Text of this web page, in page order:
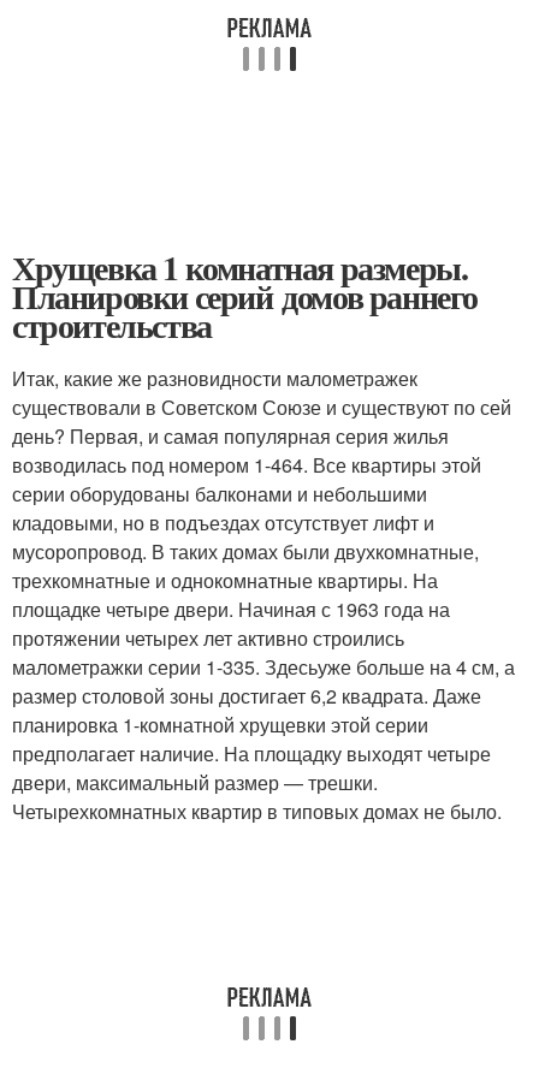
Хрущевка 1 комнатная размеры.
Планировки серий домов раннего
строительства
Итак, какие же разновидности малометражек
существовали в Советском Союзе и существуют по сей
день? Первая, и самая популярная серия жилья
возводилась под номером 1-464. Все квартиры этой
серии оборудованы балконами и небольшими
кладовыми, но в подъездах отсутствует лифт и
мусоропровод. В таких домах были двухкомнатные,
трехкомнатные и однокомнатные квартиры. На
площадке четыре двери. Начиная с 1963 года на
протяжении четырех лет активно строились
малометражки серии 1-335. Здесьуже больше на 4 см, а
размер столовой зоны достигает 6,2 квадрата. Даже
планировка 1-комнатной хрущевки этой серии
предполагает наличие. На площадку выходят четыре
двери, максимальный размер — трешки.
Четырехкомнатных квартир в типовых домах не было.